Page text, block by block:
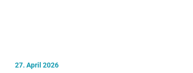
27. April 2026